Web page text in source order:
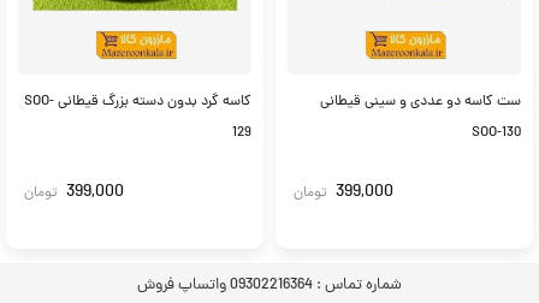
ست کاسه دو عددی و سینی قیطانی
SOO-130
399,000 تومان
کاسه گرد بدون دسته بزرگ قیطانی SOO-
129
399,000 تومان
شماره تماس : 09302216364 واتساپ فروش